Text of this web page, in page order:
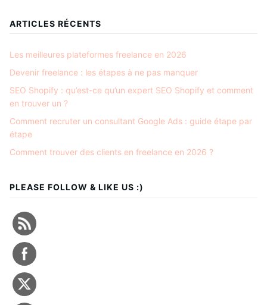
ARTICLES RÉCENTS
Les meilleures plateformes freelance en 2026
Devenir freelance : les étapes à ne pas manquer
SEO Shopify : qu’est-ce qu’un expert SEO Shopify et comment
en trouver un ?
Comment recruter un consultant Google Ads : guide étape par
étape
Comment trouver des clients en freelance en 2026 ?
PLEASE FOLLOW & LIKE US :)